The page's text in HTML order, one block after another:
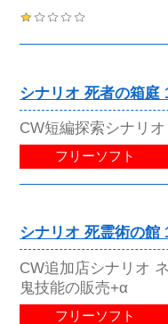
シナリオ 死者の箱庭
CW短編探索シナリオ
フリーソフト
シナリオ 死霊術の館
CW追加店シナリオ
鬼技能の販売+α
フリーソフト